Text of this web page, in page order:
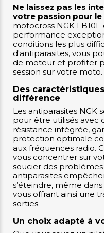
Ne laissez pas les
votre passion pour
motocross NGK
performance
conditions les plus
d'antiparasites, vous
de moteur et profiter
session sur votre moto.
Des
différence
Les antiparasites NGK
pour être utilisés avec
résistance intégrée,
protection optimale
aux fréquences radio.
vous concentrer sur
soucier des
antiparasites
s’éteindre, même
vous offrant ainsi une
sorties.
Un choix adapté à